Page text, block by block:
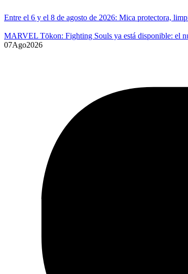
Entre el 6 y el 8 de agosto de 2026: Mica protectora,
MARVEL Tōkon: Fighting Souls ya está disponible: el
07Ago2026